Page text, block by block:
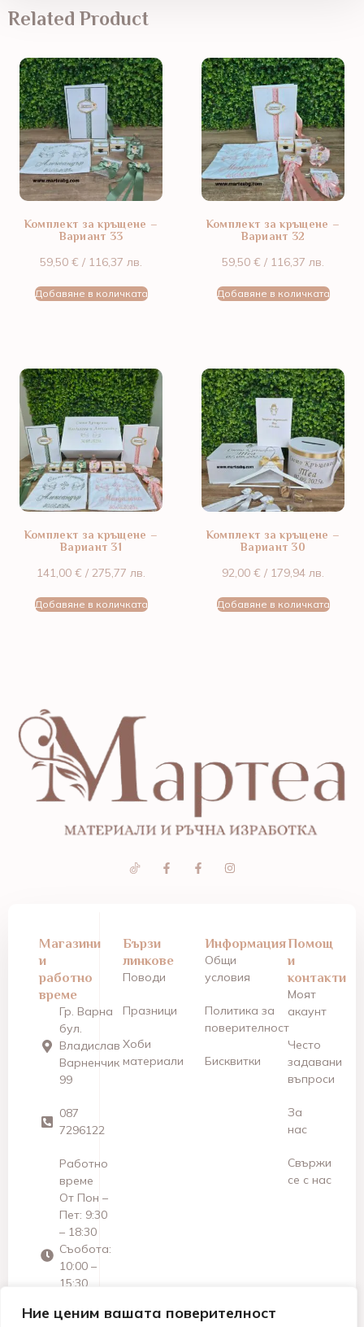
Ние ценим вашата поверителност
Related Product
Комплект за кръщене –
Вариант 33
59,50 € / 116,37 лв.
Добавяне в количката
Комплект за кръщене –
Вариант 32
59,50 € / 116,37 лв.
Добавяне в количката
Комплект за кръщене –
Вариант 31
141,00 € / 275,77 лв.
Добавяне в количката
Комплект за кръщене –
Вариант 30
92,00 € / 179,94 лв.
Добавяне в количката
Магазини
и
работно
време
Гр. Варна
бул.
Владислав
Варненчик
99
087
7296122
Работно
време
От Пон –
Пет: 9:30
– 18:30
Съобота:
10:00 –
15:30
Почивен
Бързи
линкове
Поводи
Празници
Хоби
материали
Информация
Общи
условия
Политика за
поверителност
Бисквитки
Помощ
и
контакти
Моят
акаунт
Често
задавани
въпроси
За
нас
Свържи
се с нас